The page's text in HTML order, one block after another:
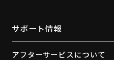
サポート情報
アフターサービスについて